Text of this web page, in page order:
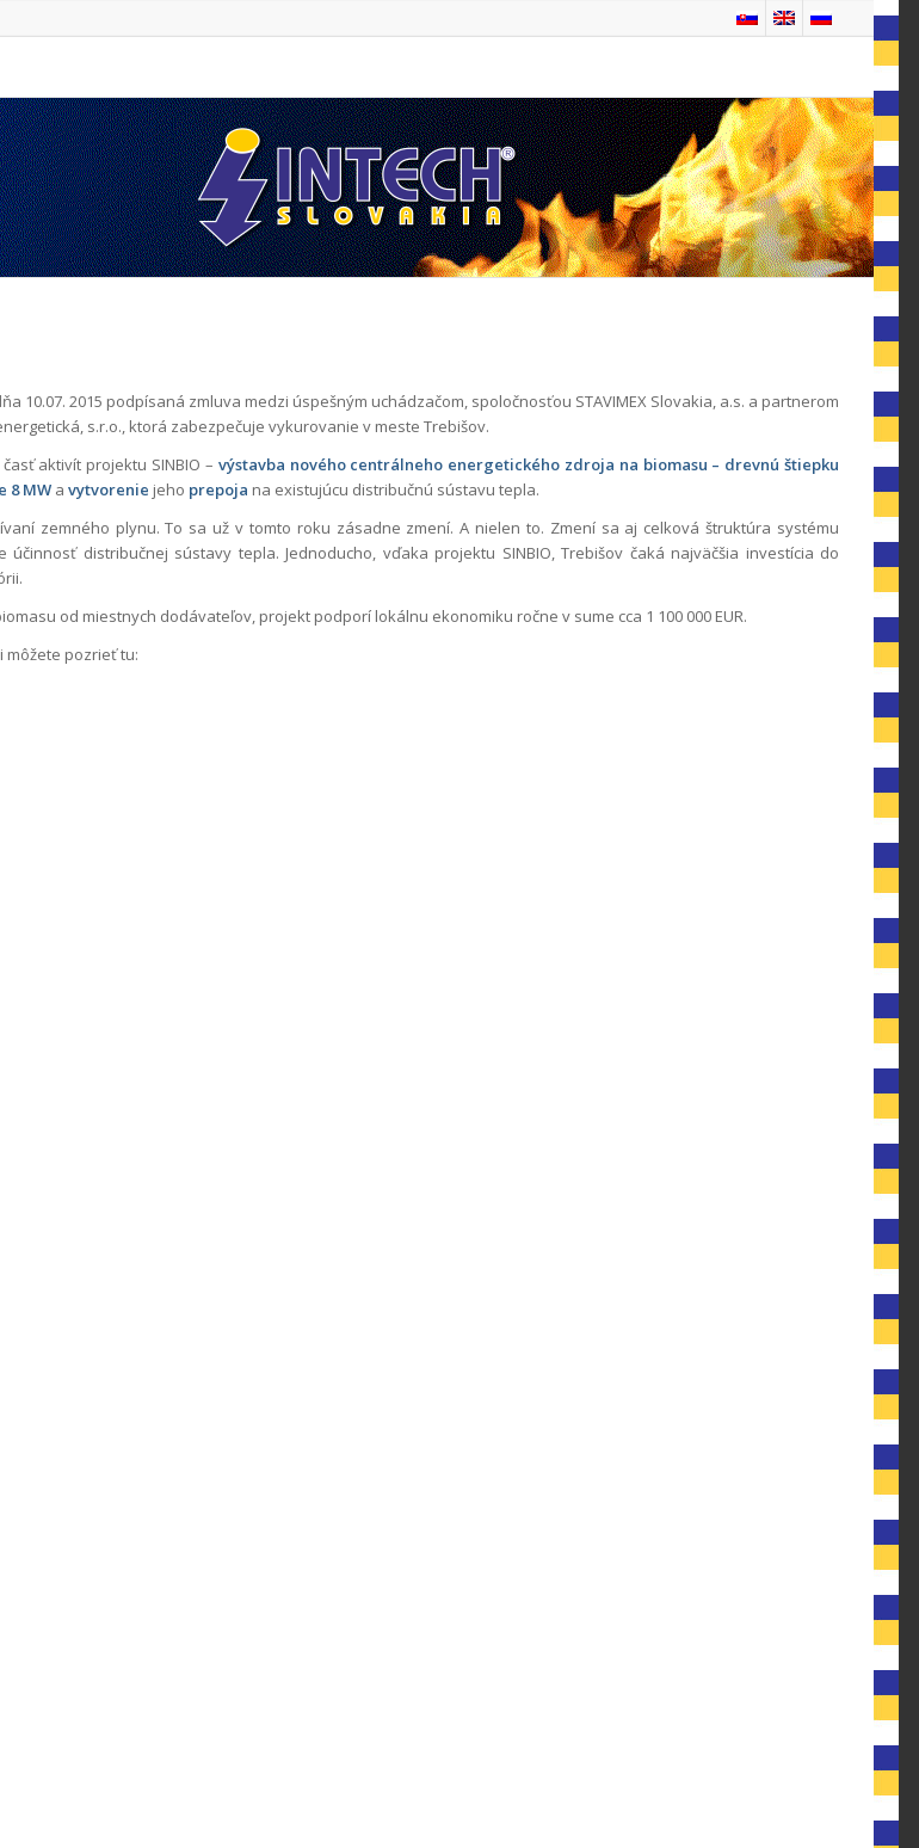
10.07. 2015 podpísaná zmluva medzi úspešným uchádzačom, spoločnosťou STAVIMEX Slovakia, a.s. a partnerom
s.r.o., ktorá zabezpečuje vykurovanie v meste Trebišov.
aktivít projektu SINBIO – výstavba nového centrálneho energetického zdroja na biomasu – drevnú štiepku
8 MW a vytvorenie jeho prepoja na existujúcu distribučnú sústavu tepla.
zemného plynu. To sa už v tomto roku zásadne zmení. A nielen to. Zmení sa aj celková štruktúra systému
distribučnej sústavy tepla. Jednoducho, vďaka projektu SINBIO, Trebišov čaká najväčšia investícia do
od miestnych dodávateľov, projekt podporí lokálnu ekonomiku ročne v sume cca 1 100 000 EUR.
môžete pozrieť tu: